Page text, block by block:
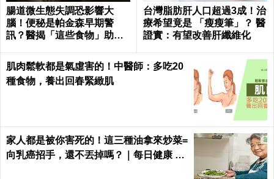
腸道微生態失調恐影響大
腦！便秘是帕金森早期警
訊？醫揭「這些食物」助改
台灣脂肪肝人口超過3成！治
療希望竟是 「瘦瘦筆」？ 醫
證實：有望改善肝纖維化
肌肉鬆軟都是氣虛害的！中醫師：多吃20
種食物，養出回春緊緻肌
家人都是被你害死的！這三種油拿來炒菜=
向乳癌招手，還不丟掉嗎？｜每日健康 He